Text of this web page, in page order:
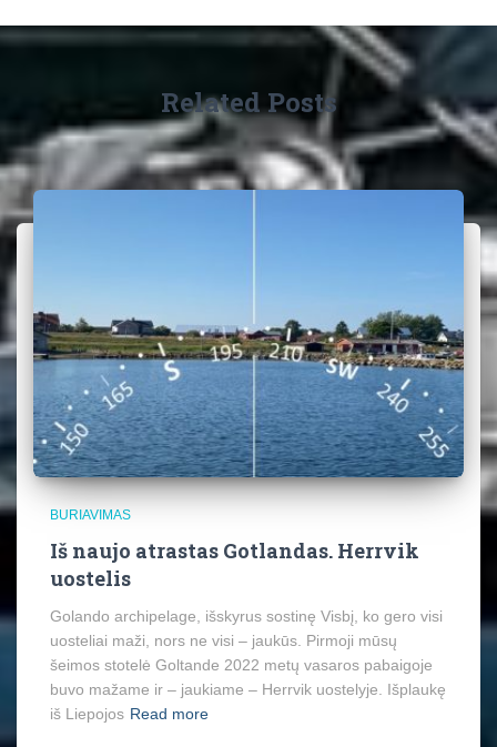
Related Posts
BURIAVIMAS
Iš naujo atrastas Gotlandas. Herrvik
uostelis
Golando archipelage, išskyrus sostinę Visbį, ko gero visi
uosteliai maži, nors ne visi – jaukūs. Pirmoji mūsų
šeimos stotelė Goltande 2022 metų vasaros pabaigoje
buvo mažame ir – jaukiame – Herrvik uostelyje. Išplaukę
iš Liepojos Read more